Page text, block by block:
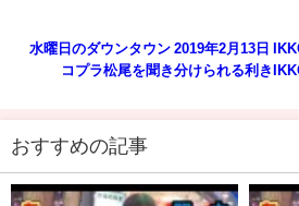
水曜日のダウンタウン 2019年2月13日
コプラ松尾を聞き分けられる利き
おすすめの記事